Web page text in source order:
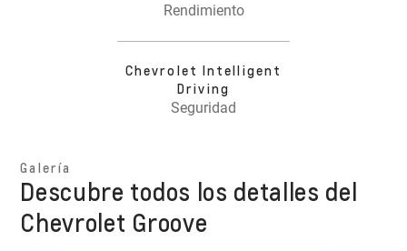
Rendimiento
Chevrolet Intelligent
Driving
Seguridad
Galería
Descubre todos los detalles del
Chevrolet Groove